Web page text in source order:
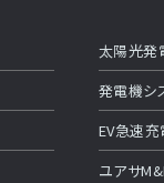
太陽光発
発電機シ
EV急速
ユアサ